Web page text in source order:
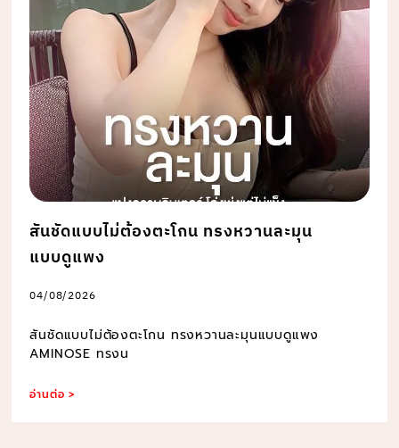
สันชัดแบบไม่ต้องตะโกน ทรงหวานละมุน
แบบดูแพง
04/08/2026
สันชัดแบบไม่ต้องตะโกน ทรงหวานละมุนแบบดูแพง
AMINOSE ทรงน
อ่านต่อ >